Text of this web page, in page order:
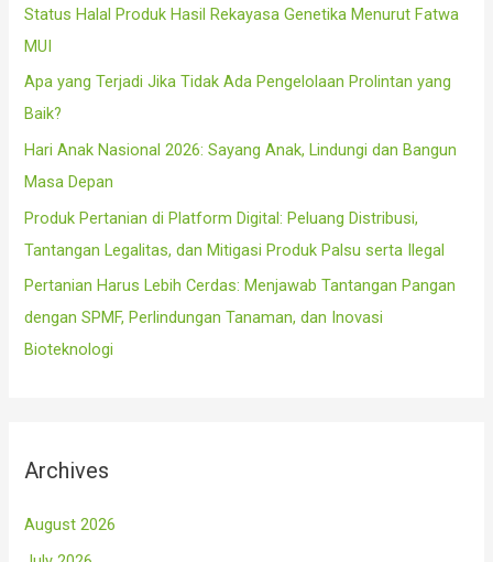
Status Halal Produk Hasil Rekayasa Genetika Menurut Fatwa
MUI
Apa yang Terjadi Jika Tidak Ada Pengelolaan Prolintan yang
Baik?
Hari Anak Nasional 2026: Sayang Anak, Lindungi dan Bangun
Masa Depan
Produk Pertanian di Platform Digital: Peluang Distribusi,
Tantangan Legalitas, dan Mitigasi Produk Palsu serta Ilegal
Pertanian Harus Lebih Cerdas: Menjawab Tantangan Pangan
dengan SPMF, Perlindungan Tanaman, dan Inovasi
Bioteknologi
Archives
August 2026